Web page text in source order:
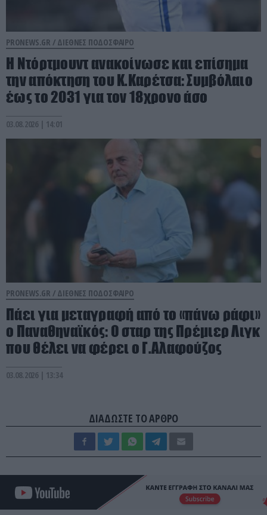
PRONEWS.GR / ΔΙΕΘΝΕΣ ΠΟΔΟΣΦΑΙΡΟ
Η Ντόρτμουντ ανακοίνωσε και επίσημα
την απόκτηση του Κ.Καρέτσα: Συμβόλαιο
έως το 2031 για τον 18χρονο άσο
03.08.2026 | 14:01
PRONEWS.GR / ΔΙΕΘΝΕΣ ΠΟΔΟΣΦΑΙΡΟ
Πάει για μεταγραφή από το «πάνω ράφι»
ο Παναθηναϊκός: Ο σταρ της Πρέμιερ Λιγκ
που θέλει να φέρει ο Γ.Αλαφούζος
03.08.2026 | 13:34
ΔΙΑΔΩΣΤΕ ΤΟ ΑΡΘΡΟ